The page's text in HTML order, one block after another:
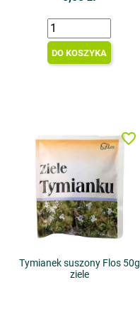
DO KOSZYKA
Tymianek suszony Flos 50g
ziele
favorite_border